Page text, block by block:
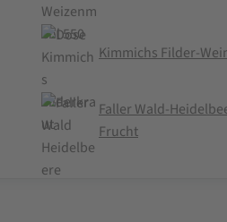
Kimmichs Filder-
Faller Wald-
Frucht